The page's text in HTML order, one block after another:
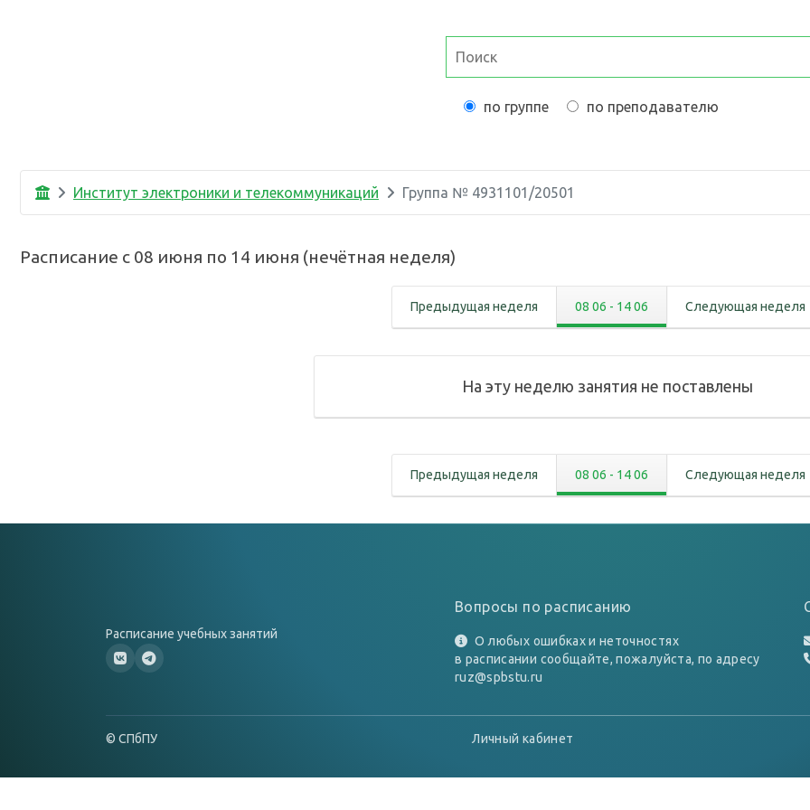
по группе по преподавателю
Институт электроники и телекоммуникаций Группа № 4931101/20501
Расписание с 08 июня по 14 июня (нечётная неделя)
Предыдущая неделя 08 06 - 14 06 Следующая неделя
На эту неделю занятия не поставлены
Предыдущая неделя 08 06 - 14 06 Следующая неделя
Расписание учебных занятий
Вопросы по расписанию
О любых ошибках и неточностях
в расписании сообщайте, пожалуйста, по адресу
ruz@spbstu.ru
© СПбПУ Личный кабинет